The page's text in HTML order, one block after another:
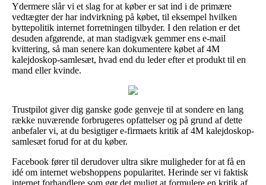
Ydermere slår vi et slag for at køber er sat ind i de primære
vedtægter der har indvirkning på købet, til eksempel hvilken
byttepolitik internet forretningen tilbyder. I den relation er det
desuden afgørende, at man stadigvæk gemmer ens e-mail
kvittering, så man senere kan dokumentere købet af 4M
kalejdoskop-samlesæt, hvad end du leder efter et produkt til en
mand eller kvinde.
Trustpilot giver dig ganske gode genveje til at sondere en lang
række nuværende forbrugeres opfattelser og på grund af dette
anbefaler vi, at du besigtiger e-firmaets kritik af 4M kalejdoskop-
samlesæt forud for at du køber.
Facebook fører til derudover ultra sikre muligheder for at få en
idé om internet webshoppens popularitet. Herinde ser vi faktisk
internet forhandlere som gør det muligt at formulere en kritik af